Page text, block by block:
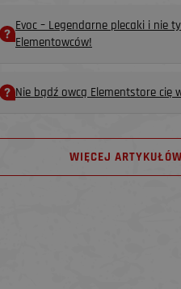
Evoc – Legendarne plecaki i nie
Elementowców!
Nie bądź owcą Elementstore cię
WIĘCEJ ARTYKUŁÓW